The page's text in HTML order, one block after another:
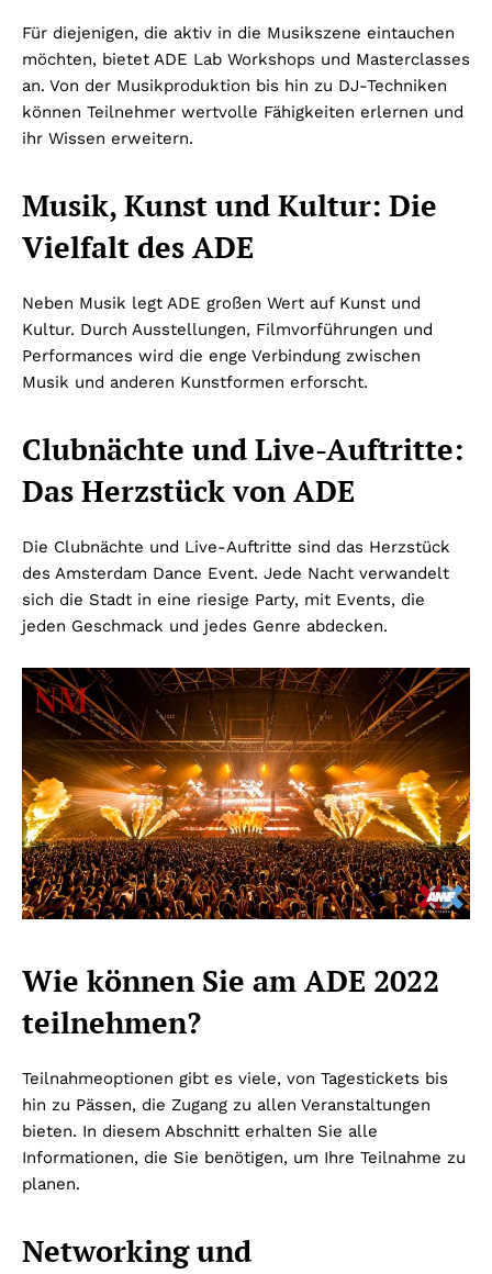
Für diejenigen, die aktiv in die Musikszene eintauchen
möchten, bietet ADE Lab Workshops und Masterclasses
an. Von der Musikproduktion bis hin zu DJ-Techniken
können Teilnehmer wertvolle Fähigkeiten erlernen und
ihr Wissen erweitern.
Musik, Kunst und Kultur: Die
Vielfalt des ADE
Neben Musik legt ADE großen Wert auf Kunst und
Kultur. Durch Ausstellungen, Filmvorführungen und
Performances wird die enge Verbindung zwischen
Musik und anderen Kunstformen erforscht.
Clubnächte und Live-Auftritte:
Das Herzstück von ADE
Die Clubnächte und Live-Auftritte sind das Herzstück
des Amsterdam Dance Event. Jede Nacht verwandelt
sich die Stadt in eine riesige Party, mit Events, die
jeden Geschmack und jedes Genre abdecken.
Wie können Sie am ADE 2022
teilnehmen?
Teilnahmeoptionen gibt es viele, von Tagestickets bis
hin zu Pässen, die Zugang zu allen Veranstaltungen
bieten. In diesem Abschnitt erhalten Sie alle
Informationen, die Sie benötigen, um Ihre Teilnahme zu
planen.
Networking und